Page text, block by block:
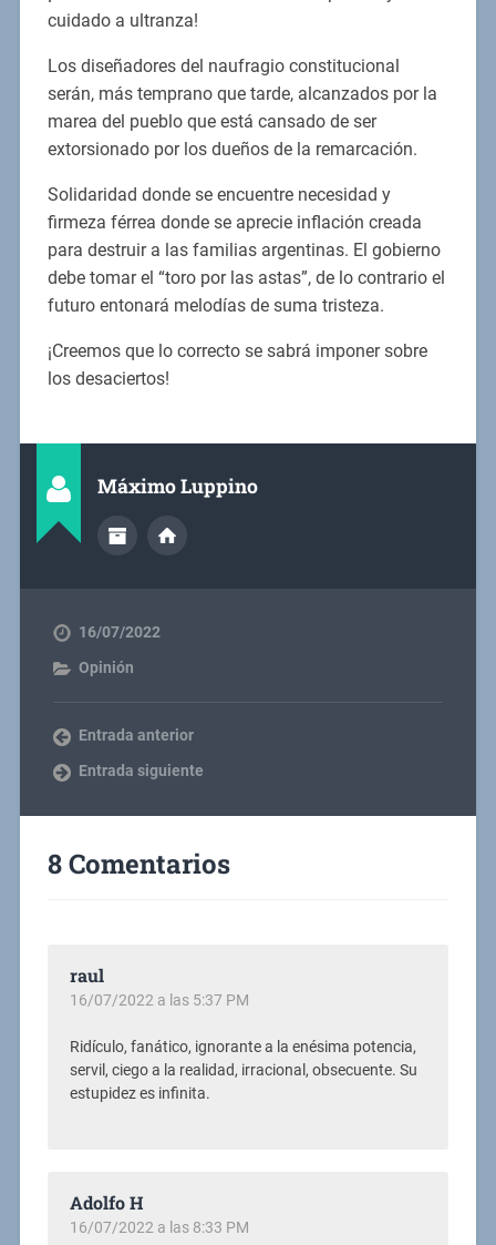
cuidado a ultranza!
Los diseñadores del naufragio constitucional
serán, más temprano que tarde, alcanzados por la
marea del pueblo que está cansado de ser
extorsionado por los dueños de la remarcación.
Solidaridad donde se encuentre necesidad y
firmeza férrea donde se aprecie inflación creada
para destruir a las familias argentinas. El gobierno
debe tomar el “toro por las astas”, de lo contrario el
futuro entonará melodías de suma tristeza.
¡Creemos que lo correcto se sabrá imponer sobre
los desaciertos!
Máximo Luppino
16/07/2022
Opinión
Entrada anterior
Entrada siguiente
8 Comentarios
raul
16/07/2022 a las 5:37 PM
Ridículo, fanático, ignorante a la enésima potencia,
servil, ciego a la realidad, irracional, obsecuente. Su
estupidez es infinita.
Adolfo H
16/07/2022 a las 8:33 PM